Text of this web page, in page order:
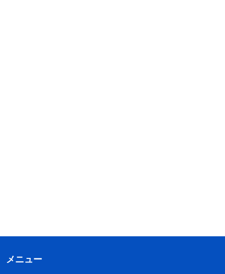
メニュー